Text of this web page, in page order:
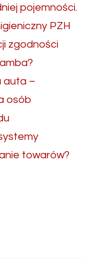
pojemności.
PZH
zgodności
auta –
osób
towarów?